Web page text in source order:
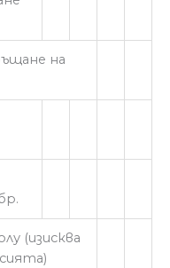
на
(изисква